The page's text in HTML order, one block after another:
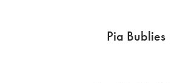
Pia Bublies